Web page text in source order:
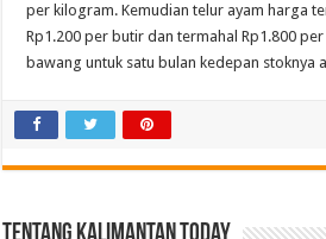
per kilogram. Kemudian telur ayam harga
Rp1.200 per butir dan termahal Rp1.800
bawang untuk satu bulan kedepan stoknya